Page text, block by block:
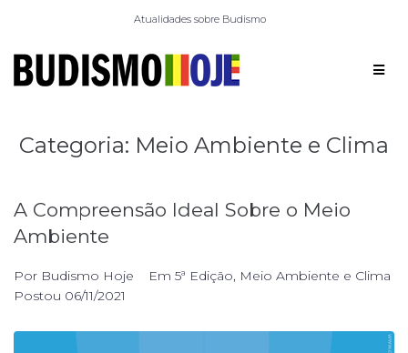
Atualidades sobre Budismo
Categoria: Meio Ambiente e Clima
A Compreensão Ideal Sobre o Meio
Ambiente
Por Budismo Hoje Em 5ª Edição, Meio Ambiente e Clima
Postou 06/11/2021